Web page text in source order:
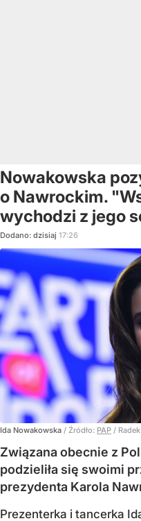
Nowakowska
o Nawrockim.
wychodzi z jego
Dodano: dzisiaj 17:26
Ida Nowakowska / Źródło: PAP /
Związana obecnie z
podzieliła się swoimi
prezydenta Karola
Prezenterka i tancerka